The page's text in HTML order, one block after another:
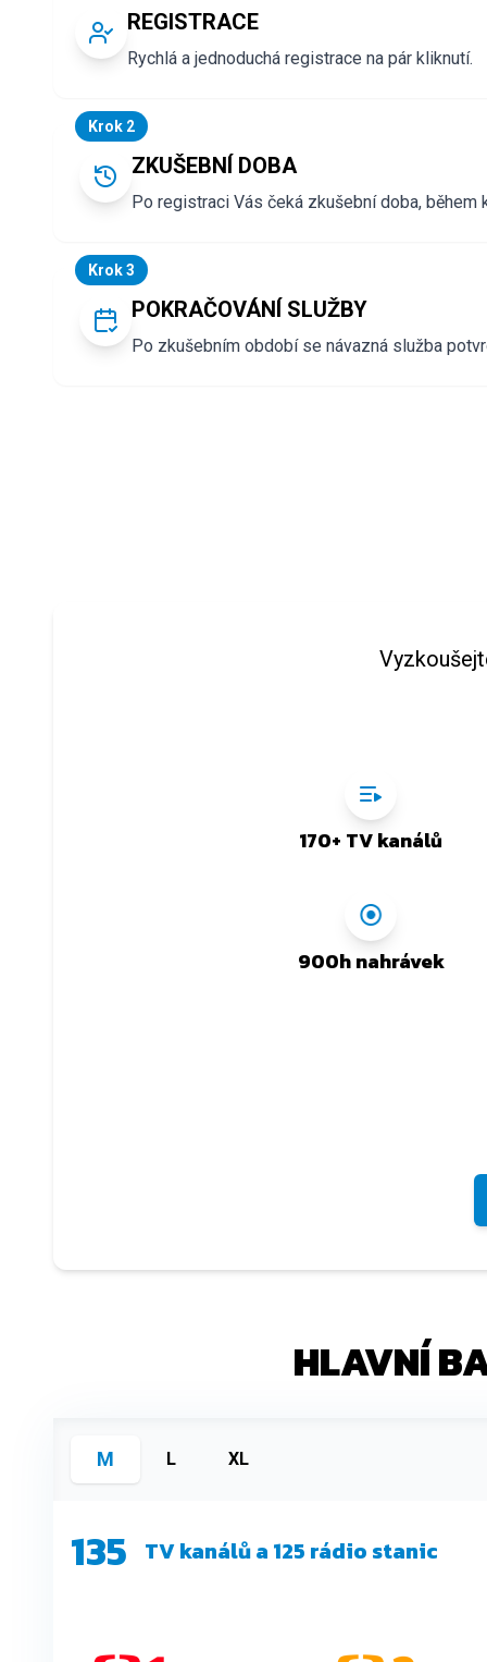
REGISTRACE
Rychlá a jednoduchá registrace na pár kliknutí.
Krok 2
ZKUŠEBNÍ DOBA
Po registraci Vás čeká zkušební doba,
Krok 3
POKRAČOVÁNÍ SLUŽBY
Po zkušebním období se návazná služba
170+ TV kanálů
900h nahrávek
HLAVNÍ
M L XL
135 TV kanálů a 125 rádio stanic